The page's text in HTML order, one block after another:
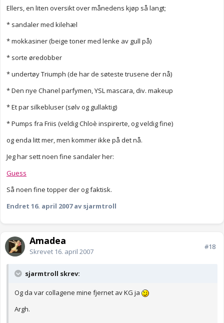
Ellers, en liten oversikt over månedens kjøp så langt;
* sandaler med kilehæl
* mokkasiner (beige toner med lenke av gull på)
* sorte øredobber
* undertøy Triumph (de har de søteste trusene der nå)
* Den nye Chanel parfymen, YSL mascara, div. makeup
* Et par silkebluser (sølv og gullaktig)
* Pumps fra Friis (veldig Chloè inspirerte, og veldig fine)
og enda litt mer, men kommer ikke på det nå.
Jeg har sett noen fine sandaler her:
Guess
Så noen fine topper der og faktisk.
Endret 16. april 2007av sjarmtroll
Amadea
Skrevet 16. april 2007
#18
sjarmtroll skrev:
Og da var collagene mine fjernet av KG ja
Argh.